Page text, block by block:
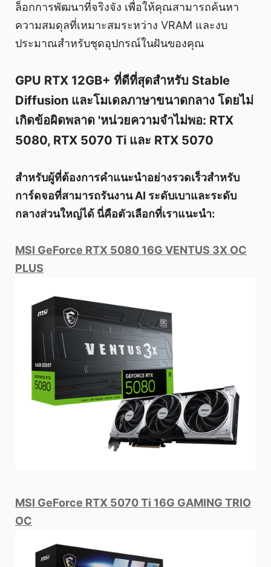
ล็อกการพัฒนาที่จริงจัง เพื่อให้คุณสามารถค้นหา
ความสมดุลที่เหมาะสมระหว่าง VRAM และงบ
ประมาณสำหรับชุดอุปกรณ์ในฝันของคุณ
GPU RTX 12GB+ ที่ดีที่สุดสำหรับ Stable
Diffusion และโมเดลภาษาขนาดกลาง โดยไม่
เกิดข้อผิดพลาด 'หน่วยความจำไม่พอ: RTX
5080, RTX 5070 Ti และ RTX 5070
สำหรับผู้ที่ต้องการคำแนะนำอย่างรวดเร็วสำหรับ
การ์ดจอที่สามารถรันงาน AI ระดับเบาและระดับ
กลางส่วนใหญ่ได้ นี่คือตัวเลือกที่เราแนะนำ:
MSI GeForce RTX 5080 16G VENTUS 3X OC
PLUS
MSI GeForce RTX 5070 Ti 16G GAMING TRIO
OC